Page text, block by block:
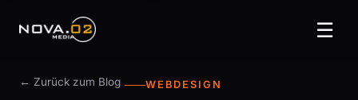
☰
← Zurück zum Blog WEBDESIGN